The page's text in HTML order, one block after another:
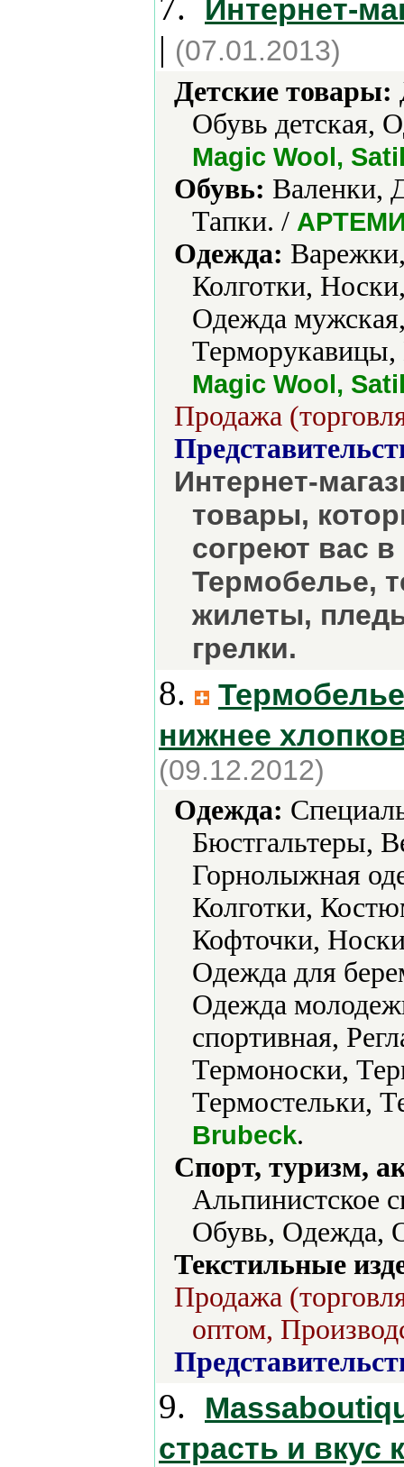
Интернет-
| (07.01.2013)
Детские товары:
Обувь детская,
Magic Wool,
Обувь: Валенки,
Тапки. /
Одежда:
Колготки,
Одежда
Magic Wool,
Продажа
Интернет-
товары,
согреют вас
Термобелье,
жилеты,
грелки.
8.
нижнее
(09.12.2012)
Одежда:
Бюстгальтеры,
Горнолыжная
Колготки,
Кофточки,
Одежда для
Одежда
спортивная,
Термоноски,
Термостельки,
Brubeck.
Спорт, туризм,
Альпинистское
Обувь, Одежда,
Текстильные
Продажа
оптом,
9.
страсть и вкус